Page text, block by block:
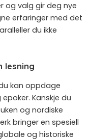
og valg gir deg nye
erfaringer med det
du ikke
lesning
kan oppdage
Kanskje du
og nordiske
bringer en spesiell
og historiske